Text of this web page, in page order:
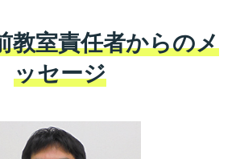
教室責任者からのメ
ッセージ